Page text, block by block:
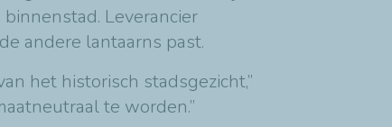
Leverancier
andere lantaarns past.
het historisch stadsgezicht,”
te worden.”